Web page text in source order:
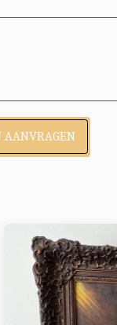
AANVRAGEN